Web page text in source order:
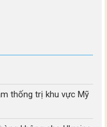
thống trị khu vực Mỹ